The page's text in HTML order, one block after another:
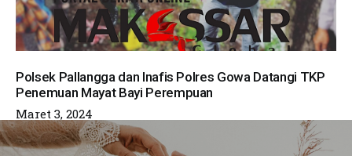
Polsek Pallangga dan Inafis Polres Gowa Datangi TKP
Penemuan Mayat Bayi Perempuan
Maret 3, 2024